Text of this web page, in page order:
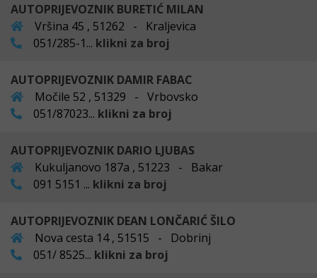
AUTOPRIJEVOZNIK BURETIĆ MILAN
Vršina 45 , 51262 - Kraljevica
051/285-1... klikni za broj
AUTOPRIJEVOZNIK DAMIR FABAC
Močile 52 , 51329 - Vrbovsko
051/87023... klikni za broj
AUTOPRIJEVOZNIK DARIO LJUBAS
Kukuljanovo 187a , 51223 - Bakar
091 5151 ... klikni za broj
AUTOPRIJEVOZNIK DEAN LONČARIĆ ŠILO
Nova cesta 14 , 51515 - Dobrinj
051/ 8525... klikni za broj